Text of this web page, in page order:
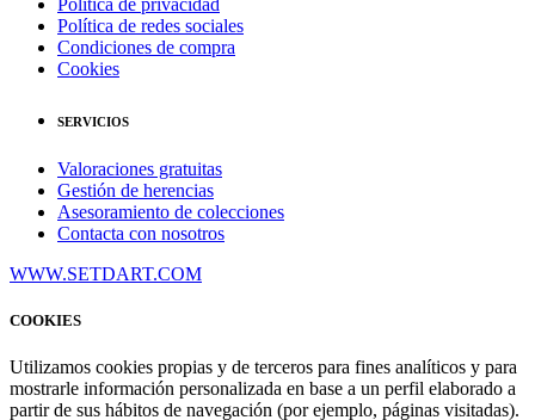
Política de privacidad
Política de redes sociales
Condiciones de compra
Cookies
SERVICIOS
Valoraciones gratuitas
Gestión de herencias
Asesoramiento de colecciones
Contacta con nosotros
WWW.SETDART.COM
COOKIES
Utilizamos cookies propias y de terceros para fines analíticos y para
mostrarle información personalizada en base a un perfil elaborado a
partir de sus hábitos de navegación (por ejemplo, páginas visitadas).